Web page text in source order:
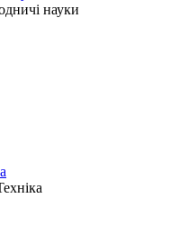
науки